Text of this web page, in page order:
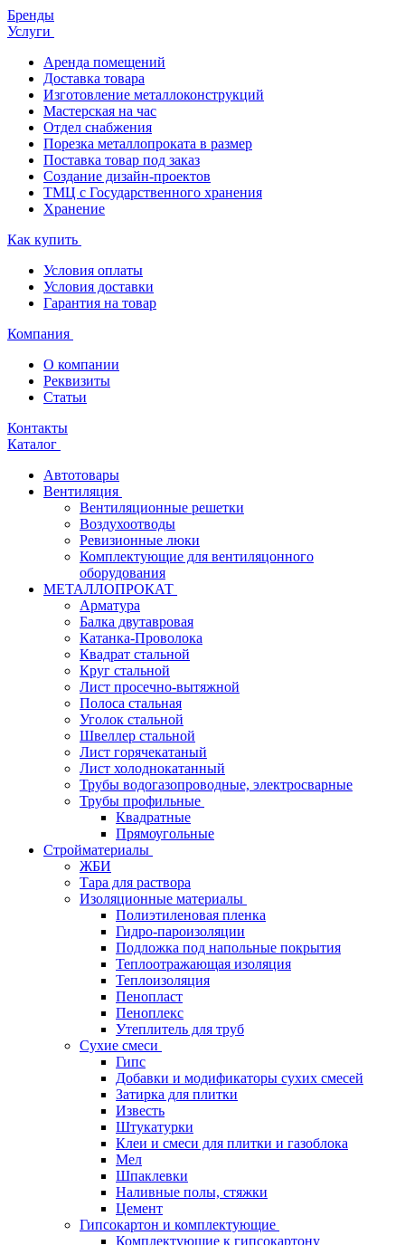
Бренды
Услуги
Аренда помещений
Доставка товара
Изготовление металлоконструкций
Мастерская на час
Отдел снабжения
Порезка металлопроката в размер
Поставка товар под заказ
Создание дизайн-проектов
ТМЦ с Государственного хранения
Хранение
Как купить
Условия оплаты
Условия доставки
Гарантия на товар
Компания
О компании
Реквизиты
Статьи
Контакты
Каталог
Автотовары
Вентиляция
Вентиляционные решетки
Воздухоотводы
Ревизионные люки
Комплектующие для вентиляцонного
оборудования
МЕТАЛЛОПРОКАТ
Арматура
Балка двутавровая
Катанка-Проволока
Квадрат стальной
Круг стальной
Лист просечно-вытяжной
Полоса стальная
Уголок стальной
Швеллер стальной
Лист горячекатаный
Лист холоднокатанный
Трубы водогазопроводные, электросварные
Трубы профильные
Квадратные
Прямоугольные
Стройматериалы
ЖБИ
Тара для раствора
Изоляционные материалы
Полиэтиленовая пленка
Гидро-пароизоляции
Подложка под напольные покрытия
Теплоотражающая изоляция
Теплоизоляция
Пенопласт
Пеноплекс
Утеплитель для труб
Сухие смеси
Гипс
Добавки и модификаторы сухих смесей
Затирка для плитки
Известь
Штукатурки
Клеи и смеси для плитки и газоблока
Мел
Шпаклевки
Наливные полы, стяжки
Цемент
Гипсокартон и комплектующие
Комплектующие к гипсокартону